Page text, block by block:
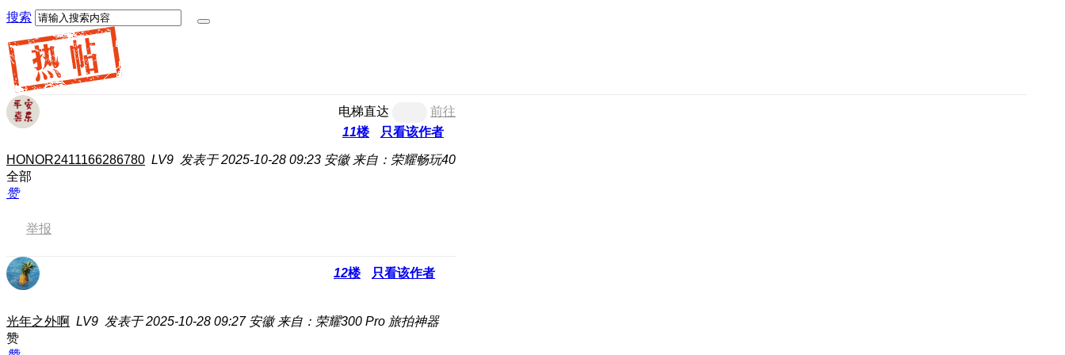
搜索
电梯直达
前往
11楼 只看该作者
HONOR2411166286780 LV9 发表于 2025-10-28 09:23 安徽 来自：荣耀畅玩40
全部
赞
举报
12楼 只看该作者
光年之外啊 LV9 发表于 2025-10-28 09:27 安徽 来自：荣耀300 Pro 旅拍神器
赞